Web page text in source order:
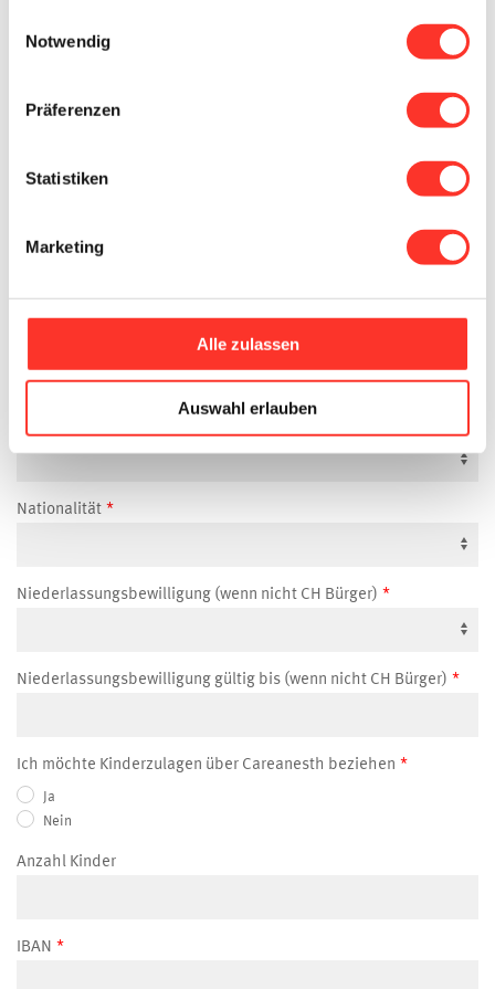
Notwendig
Präferenzen
Statistiken
Marketing
Alle zulassen
Auswahl erlauben
Details
Beschäftigungsgrad
Verfügbar ab
Nationalität
Niederlassungsbewilligung (wenn nicht CH Bürger)
Niederlassungsbewilligung gültig bis (wenn nicht CH Bürger)
Ich möchte Kinderzulagen über Careanesth beziehen
Ja
Nein
Anzahl Kinder
IBAN